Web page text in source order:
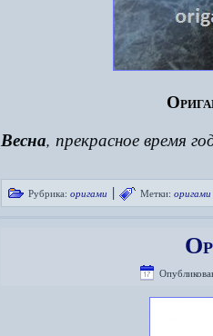
Весна, прекрасное время
Рубрика: оригами | Метки: